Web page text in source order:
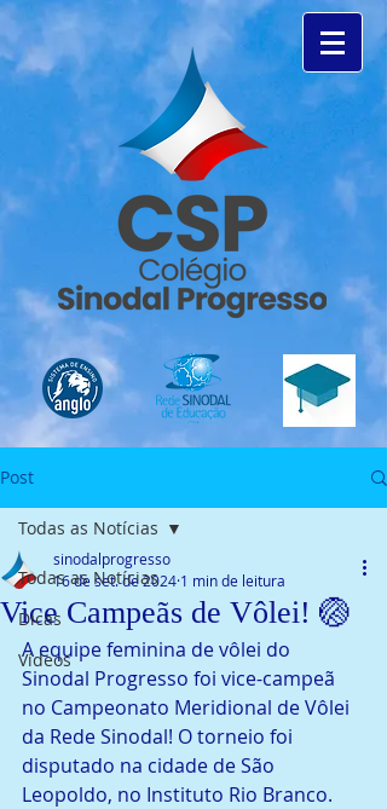
Post
Todas as Notícias
Dicas
Vídeos
Todas as Notícias
Vice Campeãs de Vôlei! 🏐
sinodalprogresso
16 de set. de 2024 1 min de leitura
A equipe feminina de vôlei do
Sinodal Progresso foi vice-campeã
no Campeonato Meridional de Vôlei
da Rede Sinodal! O torneio foi
disputado na cidade de São
Leopoldo, no Instituto Rio Branco.